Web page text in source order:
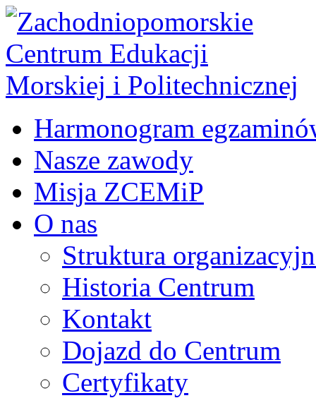
Harmonogram
Nasze zawody
Misja ZCEMiP
O nas
Struktura
Historia Centrum
Kontakt
Dojazd do Centrum
Certyfikaty